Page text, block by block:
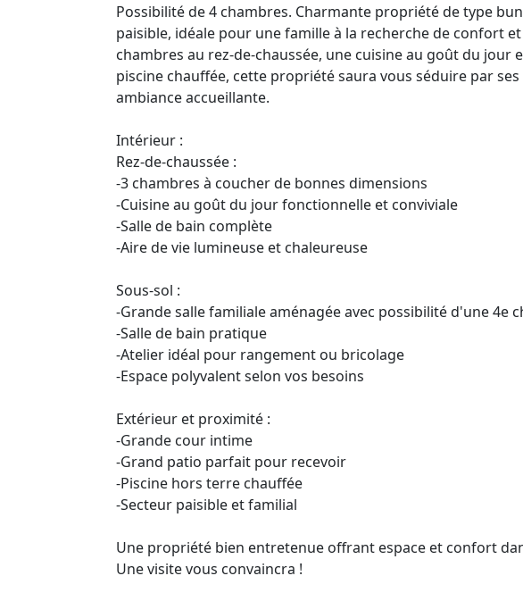
Possibilité de 4 chambres. Charmante propriété de type
paisible, idéale pour une famille à la recherche de confort
chambres au rez-de-chaussée, une cuisine au goût du jour
piscine chauffée, cette propriété saura vous séduire par
ambiance accueillante.
Intérieur :
Rez-de-chaussée :
-3 chambres à coucher de bonnes dimensions
-Cuisine au goût du jour fonctionnelle et conviviale
-Salle de bain complète
-Aire de vie lumineuse et chaleureuse
Sous-sol :
-Grande salle familiale aménagée avec possibilité d'une 4e
-Salle de bain pratique
-Atelier idéal pour rangement ou bricolage
-Espace polyvalent selon vos besoins
Extérieur et proximité :
-Grande cour intime
-Grand patio parfait pour recevoir
-Piscine hors terre chauffée
-Secteur paisible et familial
Une propriété bien entretenue offrant espace et confort
Une visite vous convaincra !